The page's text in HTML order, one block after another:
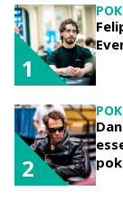
1
2